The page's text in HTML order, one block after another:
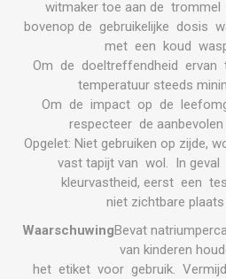
witmaker toe aan de
bovenop de gebruikelijke dosis
met een koud
Om de doeltreffendheid ervan
temperatuur steeds
Om de impact op de
respecteer de
Opgelet: Niet gebruiken op zijde,
vast tapijt van wol. In
kleurvastheid, eerst een
niet zichtbare
WaarschuwingBevat
van kinderen
het etiket voor gebruik.